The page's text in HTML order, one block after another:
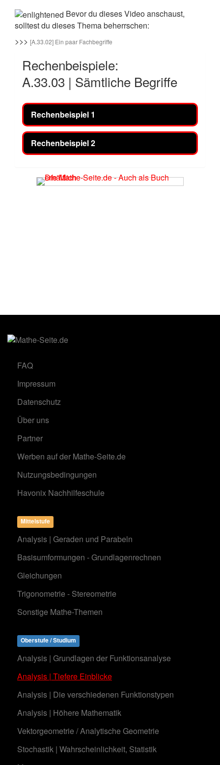
Bevor du dieses Video anschaust,
solltest du dieses Thema beherrschen:
>>> [A.33.02] Ein paar Fachbegriffe
Rechenbeispiele:
A.33.03 | Sämtliche Begriffe
Rechenbeispiel 1
Rechenbeispiel 2
FAQ
Impressum
Datenschutz
Über uns
Partner
Werben auf der Mathe-Seite.de
Nutzungsbedingungen
Havonix Nachhilfeschule
Mittelstufe
Analysis | Geraden und Parabeln
Basisumformungen - Grundlagenrechnen
Gleichungen
Trigonometrie - Stereometrie
Sonstige Mathe-Themen
Oberstufe / Studium
Analysis | Grundlagen der Funktionsanalyse
Analysis | Tiefere Einblicke
Analysis | Die verschiedenen Funktionstypen
Analysis | Höhere Mathematik
Vektorgeometrie / Analytische Geometrie
Stochastik | Wahrscheinlichkeit, Statistik